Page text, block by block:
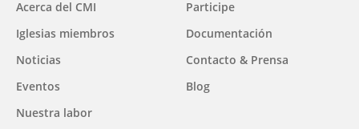
Main
navigation
Acerca del CMI
Iglesias miembros
Noticias
Eventos
Nuestra labor
Participe
Documentación
Contacto & Prensa
Blog